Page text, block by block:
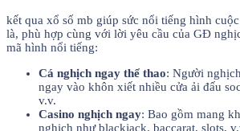
kết qua xổ số mb giúp sức nổi tiếng hình
là, phù hợp cùng với lời yêu cầu của GĐ
mã hình nổi tiếng:
Cá nghịch ngay thể thao: Người
ngay vào khôn xiết nhiều cửa ải đấu
v.v.
Casino nghịch ngay: Bao gồm mang
nghịch như blackjack, baccarat, slots,